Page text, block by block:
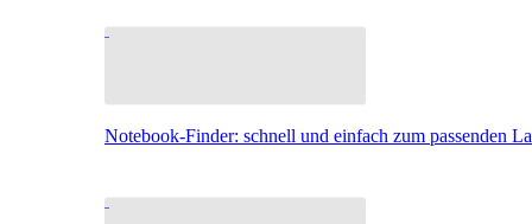
Notebook-Finder: schnell und einfach zum passenden